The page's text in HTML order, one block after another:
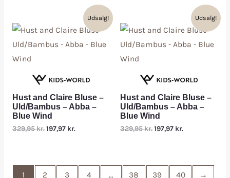
Udsalg!
Hust and Claire Bluse –
Uld/Bambus – Abba –
Blue Wind
329,95kr.197,97 kr.
Udsalg!
Hust and Claire Bluse –
Uld/Bambus – Abba –
Blue Wind
329,95kr.197,97 kr.
1 2 3 4 … 38 39 40 →